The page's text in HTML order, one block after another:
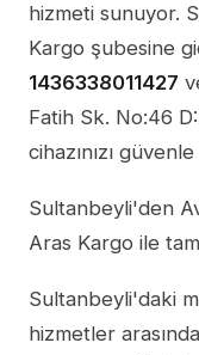
hizmeti sunuyor.
Kargo şubesine
1436338011427
Fatih Sk. No:46
cihazınızı
Sultanbeyli'den
Aras Kargo ile
Sultanbeyli'daki
hizmetler arasında